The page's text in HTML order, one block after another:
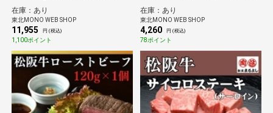
在庫：あり
東北MONO WEB SHOP
11,955 円 (税込)
1,100ポイント
在庫：あり
東北MONO WEB SHOP
4,260 円 (税込)
78ポイント